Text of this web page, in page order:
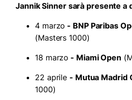
Jannik Sinner sarà presente a
4 marzo - BNP Paribas
(Masters 1000)
18 marzo - Miami Open
22 aprile - Mutua Madrid
1000)